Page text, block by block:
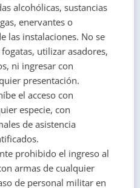
alcohólicas, sustancias
enervantes o
las instalaciones. No se
utilizar asadores,
ni ingresar con
presentación.
el acceso con
especie, con
de asistencia
prohibido el ingreso al
armas de cualquier
de personal militar en